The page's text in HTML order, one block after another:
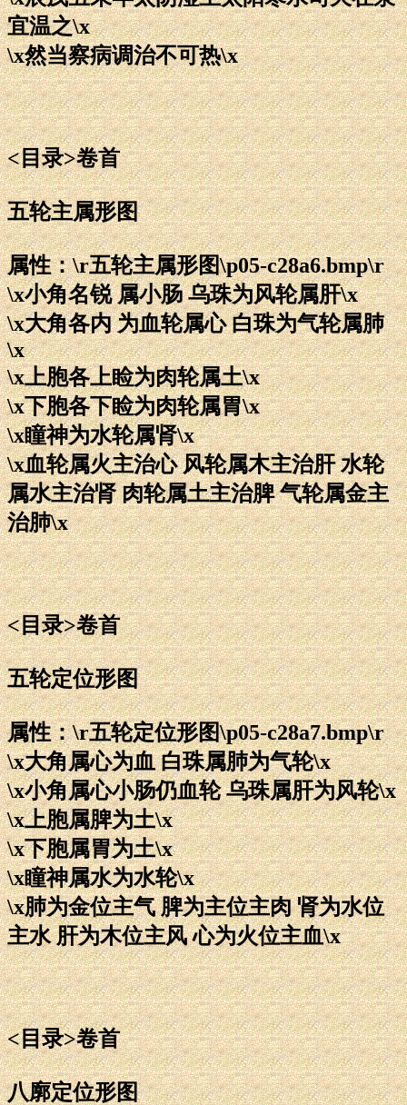
宜温之\x
\x然当察病调治不可热\x
<目录>卷首
五轮主属形图
属性：\r五轮主属形图\p05-c28a6.bmp\r
\x小角名锐 属小肠 乌珠为风轮属肝\x
\x大角各内 为血轮属心 白珠为气轮属肺
\x
\x上胞各上睑为肉轮属土\x
\x下胞各下睑为肉轮属胃\x
\x瞳神为水轮属肾\x
\x血轮属火主治心 风轮属木主治肝 水轮
属水主治肾 肉轮属土主治脾 气轮属金主
治肺\x
<目录>卷首
五轮定位形图
属性：\r五轮定位形图\p05-c28a7.bmp\r
\x大角属心为血 白珠属肺为气轮\x
\x小角属心小肠仍血轮 乌珠属肝为风轮\x
\x上胞属脾为土\x
\x下胞属胃为土\x
\x瞳神属水为水轮\x
\x肺为金位主气 脾为主位主肉 肾为水位
主水 肝为木位主风 心为火位主血\x
<目录>卷首
八廓定位形图